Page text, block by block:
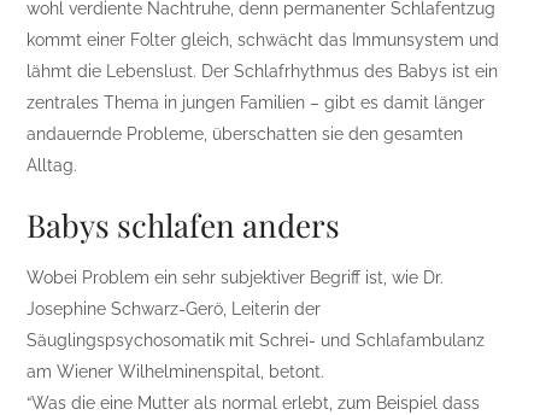
wohl verdiente Nachtruhe, denn permanenter Schlafentzug
kommt einer Folter gleich, schwächt das Immunsystem und
lähmt die Lebenslust. Der Schlafrhythmus des Babys ist ein
zentrales Thema in jungen Familien – gibt es damit länger
andauernde Probleme, überschatten sie den gesamten
Alltag.
Babys schlafen anders
Wobei Problem ein sehr subjektiver Begriff ist, wie Dr.
Josephine Schwarz-Gerö, Leiterin der
Säuglingspsychosomatik mit Schrei- und Schlafambulanz
am Wiener Wilhelminenspital, betont.
“Was die eine Mutter als normal erlebt, zum Beispiel dass